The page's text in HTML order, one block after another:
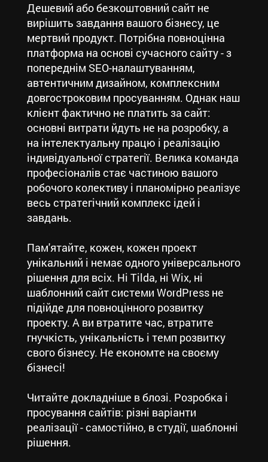
Дешевий або безкоштовний сайт не
вирішить завдання вашого бізнесу, це
мертвий продукт. Потрібна повноцінна
платформа на основі сучасного сайту - з
попереднім SEO-налаштуванням,
автентичним дизайном, комплексним
довгостроковим просуванням. Однак наш
клієнт фактично не платить за сайт:
основні витрати йдуть не на розробку, а
на інтелектуальну працю і реалізацію
індивідуальної стратегії. Велика команда
професіоналів стає частиною вашого
робочого колективу і планомірно реалізує
весь стратегічний комплекс ідей і
завдань.
Пам'ятайте, кожен, кожен проект
унікальний і немає одного універсального
рішення для всіх. Ні Tilda, ні Wix, ні
шаблонний сайт системи WordPress не
підійде для повноцінного розвитку
проекту. А ви втратите час, втратите
гнучкість, унікальність і темп розвитку
свого бізнесу. Не економте на своєму
бізнесі!
Читайте докладніше в блозі. Розробка і
просування сайтів: різні варіанти
реалізації - самостійно, в студії, шаблонні
рішення.